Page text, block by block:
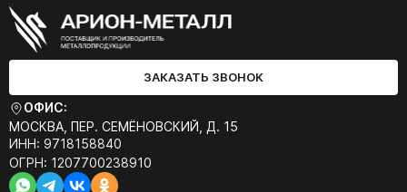
ЗАКАЗАТЬ ЗВОНОК
ОФИС:
МОСКВА, ПЕР. СЕМЁНОВСКИЙ, Д. 15
ИНН: 9718158840
ОГРН: 1207700238910